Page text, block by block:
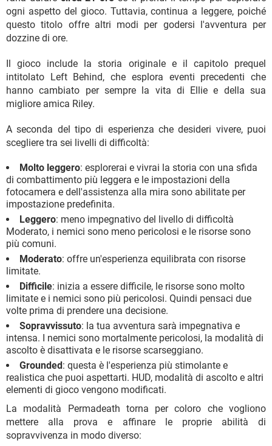
ogni aspetto del gioco. Tuttavia, continua a leggere, poiché
questo titolo offre altri modi per godersi l'avventura per
dozzine di ore.
Il gioco include la storia originale e il capitolo prequel
intitolato Left Behind, che esplora eventi precedenti che
hanno cambiato per sempre la vita di Ellie e della sua
migliore amica Riley.
A seconda del tipo di esperienza che desideri vivere, puoi
scegliere tra sei livelli di difficoltà:
Molto leggero: esplorerai e vivrai la storia con una sfida
di combattimento più leggera e le impostazioni della
fotocamera e dell'assistenza alla mira sono abilitate per
impostazione predefinita.
Leggero: meno impegnativo del livello di difficoltà
Moderato, i nemici sono meno pericolosi e le risorse sono
più comuni.
Moderato: offre un'esperienza equilibrata con risorse
limitate.
Difficile: inizia a essere difficile, le risorse sono molto
limitate e i nemici sono più pericolosi. Quindi pensaci due
volte prima di prendere una decisione.
Sopravvissuto: la tua avventura sarà impegnativa e
intensa. I nemici sono mortalmente pericolosi, la modalità di
ascolto è disattivata e le risorse scarseggiano.
Grounded: questa è l'esperienza più stimolante e
realistica che puoi aspettarti. HUD, modalità di ascolto e altri
elementi di gioco vengono modificati.
La modalità Permadeath torna per coloro che vogliono
mettere alla prova e affinare le proprie abilità di
sopravvivenza in modo diverso: